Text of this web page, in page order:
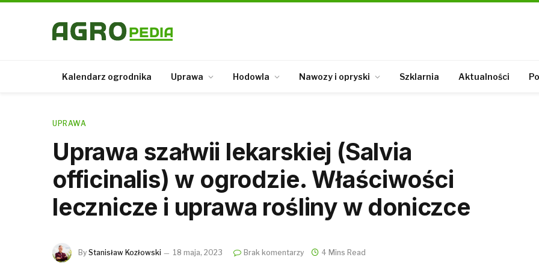
Kalendarz ogrodnika Uprawa Hodowla Nawozy i opryski Szklarnia Aktualności
UPRAWA
Uprawa szałwii lekarskiej (Salvia
officinalis) w ogrodzie. Właściwości
lecznicze i uprawa rośliny w doniczce
By Stanisław Kozłowski 18 maja, 2023 Brak komentarzy 4 Mins Read